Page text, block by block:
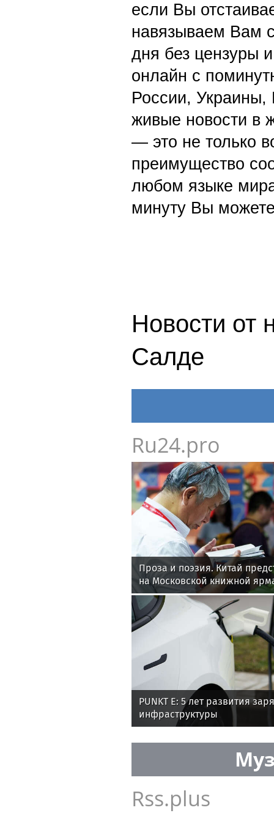
если Вы
навязываем Вам
дня без цензуры
онлайн с
России,
живые новости в
— это не только
преимущество
любом языке
минуту Вы
Новости от
Салде
Ru24.pro
Проза и поэзия. Китай
на Московской книжной
PUNKT E: 5 лет развития
инфраструктуры
Rss.plus